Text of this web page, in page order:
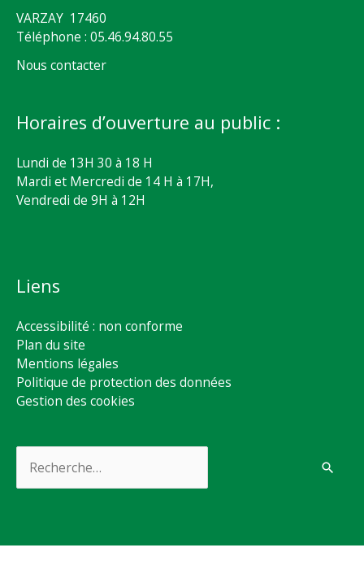
VARZAY 17460
Téléphone : 05.46.94.80.55
Nous contacter
Horaires d’ouverture au public :
Lundi de 13H 30 à 18 H
Mardi et Mercredi de 14 H à 17H,
Vendredi de 9H à 12H
Liens
Accessibilité : non conforme
Plan du site
Mentions légales
Politique de protection des données
Gestion des cookies